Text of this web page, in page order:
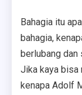
Bahagia itu
bahagia,
berlubang dan
Jika kaya bisa
kenapa Adolf